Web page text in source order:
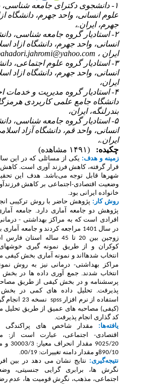
۱- دانشجوی دکترای جامعه شناسی،
علوم انسانی، واحد جهرم، دانشگاه
جهرم، ایران.،
۲- استادیار گروه جامعه شناسی،
انسانی، واحد جهرم، دانشگاه ازاد
ایران ،
۳- استادیار گروه علوم اجتماعی،
انسانی، واحد جهرم، دانشگاه ازاد
ایران،
۴- استادیار گروه مدیریت و خدمات
دانشگاه جامع علمی کاربردی
بندرلنگه، ایران،
۵- استادیار گروه جامعه شناسی،
انسانی، واحد قم، دانشگاه آزاد
ایران.،
چکیده:
زمینه و هدف:یکی از مسائلی که در این
قرار گرفته،کاهش فرزند آوریاست.کاهش
شهرها قابل توجه می‌باشد. هدف این
وضعیت اقتصادی-اجتماعی بر کاهش
خانواده ایرانی بود.
روش کار:
پژوهش حاضر با روش ترکیبی انجام
پژوهش
دو جامعه آماری دارد. جامعه آماری
افرادی است که به مراکز بهداشتی -
سال 1401 مراجعه کردند و جامعه آماری
زوجین بین 20 تا 45 ساله استان فارس
کوکران و از طریق نمونه گیری
خوشه­ای
انتخاب شده­ااند و نمونه آماری بخش کیفی
مراکز بهداشتی- درمانی نیز به روش
انتخاب شدند. جمع آوری داده ها در بخش
پرسشنامه و در بخش کیفی از طریق مصاحبه
پذیرفت. تحلیل
داده
های کمی در بخش
استفاده از نرم افزار spssنسخه 23 انجام
(کیفی) مصاحبه های عمیق از طریق تحلیل
کد گذاری انجام پذیرفت.
یافته‌ها:
مقدار شاخص های پراکندگی
اقتصادی- اجتماعی، عبارت است از:
9025/20 مقدار
890/10و مقدار دامنه تغییرات: 00/19.
نتیجه‌گیری: نتایج نشان می دهد در بین افراد
نگرش ها
، برابری گرایی جنسیتی،
اجتماعی، مذهب، نگرش قومیت ها، عدم